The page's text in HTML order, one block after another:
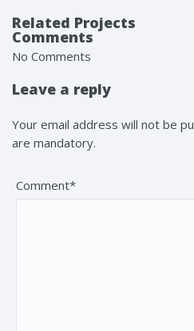
Related Projects
Comments
No Comments
Leave a reply
Your email address will not be
are mandatory.
Comment*